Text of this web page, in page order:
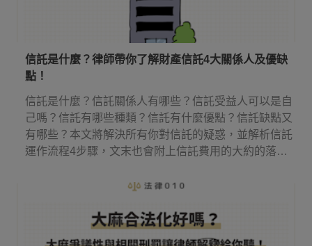
信託是什麼？律師帶你了解財產信託4大關係人及優缺
點！
信託是什麼？信託關係人有哪些？信託受益人可以是自
己嗎？信託有哪些種類？信託有什麼優點？信託缺點又
有哪些？本文將解決所有你對信託的疑惑，並解析信託
運作流程4步驟，文末也會附上信託費用的大約的落